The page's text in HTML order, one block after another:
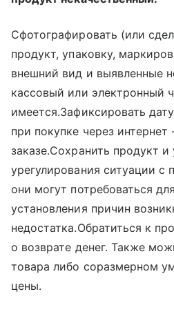
Сфотографировать (или
продукт, упаковку,
внешний вид и выявленные
кассовый или электронный
имеется.Зафиксировать
при покупке через интернет
заказе.Сохранить продукт и
урегулирования ситуации с
они могут потребоваться
установления причин
недостатка.Обратиться к
о возврате денег. Также
товара либо соразмерном
цены.